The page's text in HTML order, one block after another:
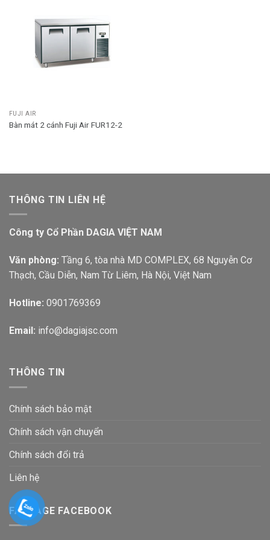
FUJI AIR
Bàn mát 2 cánh Fuji Air FUR12-2
THÔNG TIN LIÊN HỆ
Công ty Cổ Phần DAGIA VIỆT NAM
Văn phòng: Tầng 6, tòa nhà MD COMPLEX, 68 Nguyễn Cơ
Thạch, Cầu Diễn, Nam Từ Liêm, Hà Nội, Việt Nam
Hotline: 0901769369
Email: info@dagiajsc.com
THÔNG TIN
Chính sách bảo mật
Chính sách vận chuyển
Chính sách đổi trả
Liên hệ
FANPAGE FACEBOOK